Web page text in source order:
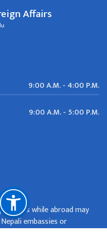
Affairs
9:00 A.M. - 4:00 P.M.
9:00 A.M. - 5:00 P.M.
while abroad may
embassies or